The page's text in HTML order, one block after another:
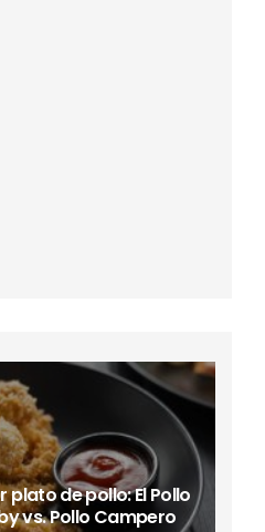
plato de pollo: El Pollo
vs. Pollo Campero